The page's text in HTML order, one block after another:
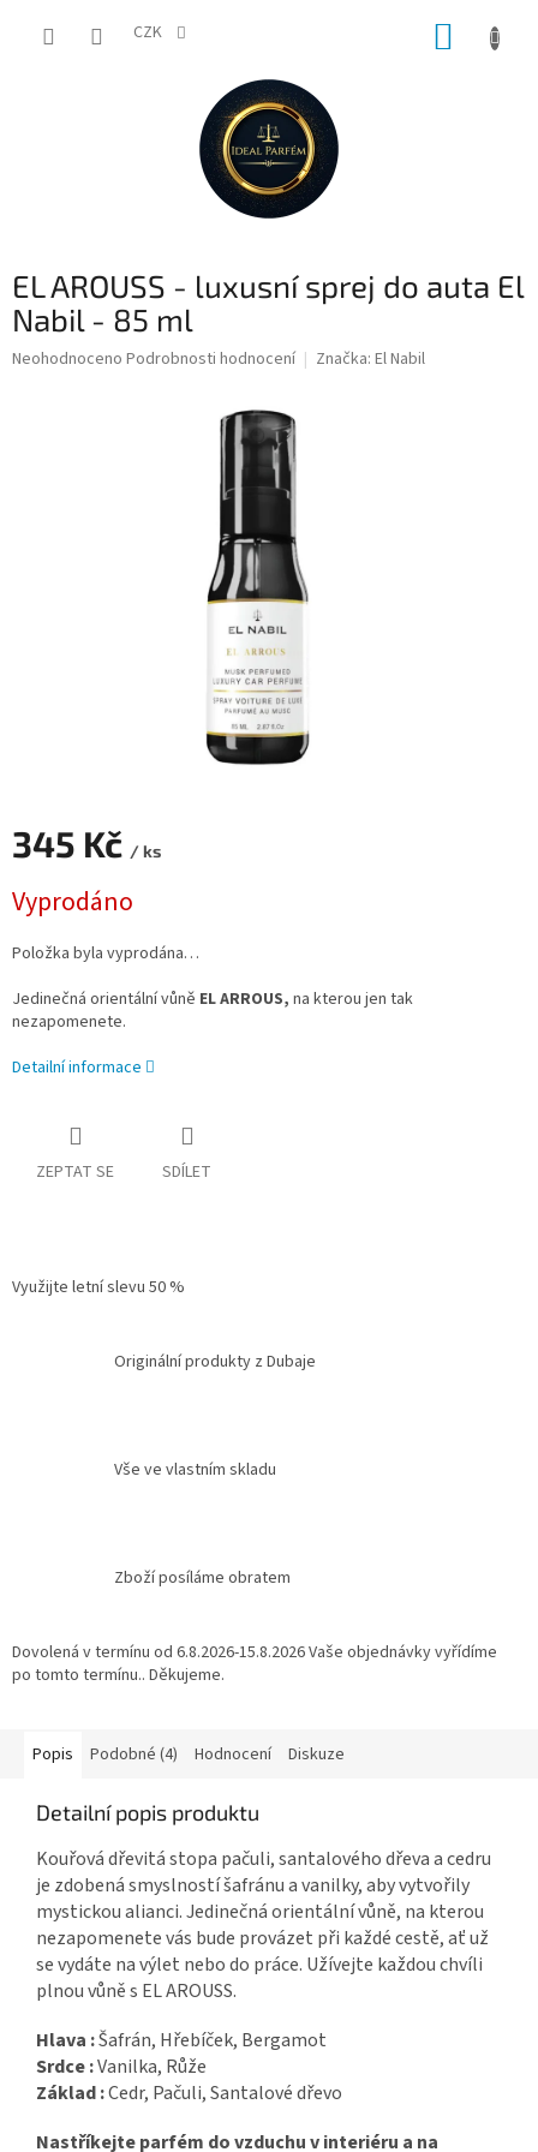
CZK
EL AROUSS - luxusní sprej do auta El
Nabil - 85 ml
Průměrné
Neohodnoceno Podrobnosti hodnocení Značka: El Nabil
345 Kč / ks
cena:
Vyprodáno
Položka byla vyprodána…
Jedinečná orientální vůně EL ARROUS, na kterou jen tak
nezapomenete.
Detailní informace
ZEPTAT SE SDÍLET
Využijte letní slevu 50 %
Originální produkty z Dubaje
Vše ve vlastním skladu
Zboží posíláme obratem
Dovolená v termínu od 6.8.2026-15.8.2026 Vaše objednávky vyřídíme
po tomto termínu.. Děkujeme.
Popis Podobné (4) Hodnocení Diskuze
Detailní popis produktu
Kouřová dřevitá stopa pačuli, santalového dřeva a cedru
je zdobená smyslností šafránu a vanilky, aby vytvořily
mystickou alianci. Jedinečná orientální vůně, na kterou
nezapomenete vás bude provázet při každé cestě, ať už
se vydáte na výlet nebo do práce. Užívejte každou chvíli
plnou vůně s EL AROUSS.
Hlava :Šafrán, Hřebíček, Bergamot
Srdce :Vanilka, Růže
Základ :Cedr, Pačuli, Santalové dřevo
Nastříkejte parfém do vzduchu v interiéru a na